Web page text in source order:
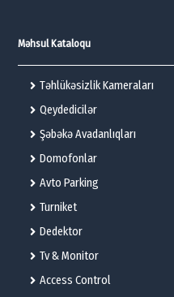
Məhsul Kataloqu
Təhlükəsizlik Kameraları
Qeydedicilər
Şəbəkə Avadanlıqları
Domofonlar
Avto Parking
Turniket
Dedektor
Tv & Monitor
Access Control